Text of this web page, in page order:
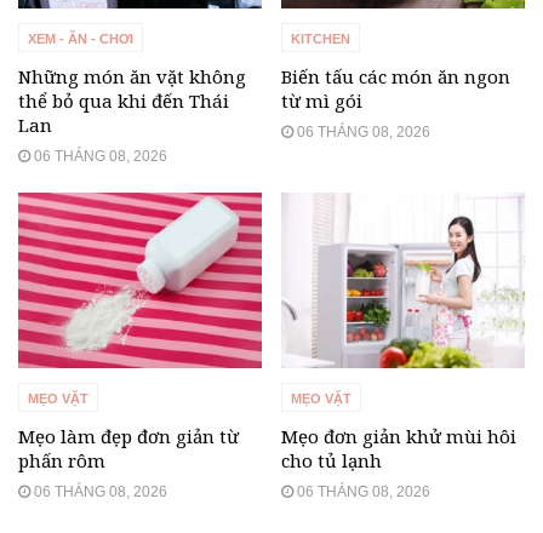
XEM - ĂN - CHƠI
Những món ăn vặt không
thể bỏ qua khi đến Thái
Lan
06 THÁNG 08, 2026
KITCHEN
Biến tấu các món ăn ngon
từ mì gói
06 THÁNG 08, 2026
MẸO VẶT
Mẹo làm đẹp đơn giản từ
phấn rôm
06 THÁNG 08, 2026
MẸO VẶT
Mẹo đơn giản khử mùi hôi
cho tủ lạnh
06 THÁNG 08, 2026